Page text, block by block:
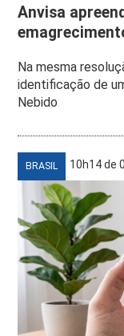
Anvisa
Na mesma
identificação de
Nebido
BRASIL 10h14 de